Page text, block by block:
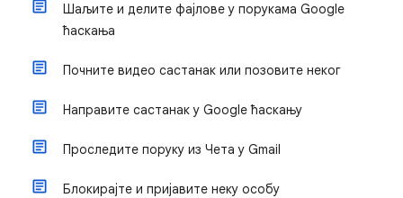
Шаљите и делите фајлове у порукама Google
ћаскања
Почните видео састанак или позовите неког
Направите састанак у Google ћаскању
Проследите поруку из Чета у Gmail
Блокирајте и пријавите неку особу